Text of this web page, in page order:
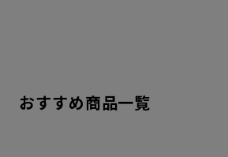
おすすめ商品一覧